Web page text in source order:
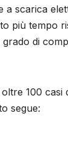
a scarica
più tempo
di
100 casi
segue: